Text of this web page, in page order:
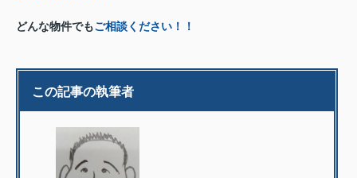
どんな物件でもご相談ください！！
この記事の執筆者